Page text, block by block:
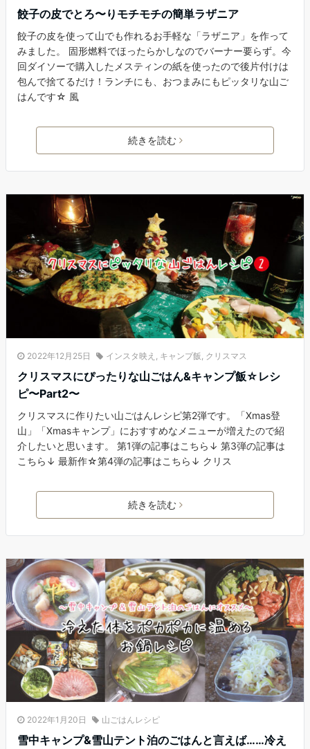
餃子の皮でとろ〜りモチモチの簡単ラザニア
餃子の皮を使って山でも作れるお手軽な「ラザニア」を作って
みました。 固形燃料でほったらかしなのでバーナー要らず。今
回ダイソーで購入したメスティンの紙を使ったので後片付けは
包んで捨てるだけ！ランチにも、おつまみにもピッタリな山ご
はんです☆ 風
続きを読む
2022年12月25日 インスタ映え キャンプ飯 クリスマス
クリスマスにぴったりな山ごはん&キャンプ飯☆レシ
ピ〜Part2〜
‍クリスマスに作りたい山ごはんレシピ第2弾です。「Xmas登
山」「Xmasキャンプ」におすすめなメニューが増えたので紹
介したいと思います。 第1弾の記事はこちら↓ 第3弾の記事は
こちら↓ 最新作☆第4弾の記事はこちら↓ クリス
続きを読む
2022年1月20日 山ごはんレシピ
雪中キャンプ&雪山テント泊のごはんと言えば……冷え